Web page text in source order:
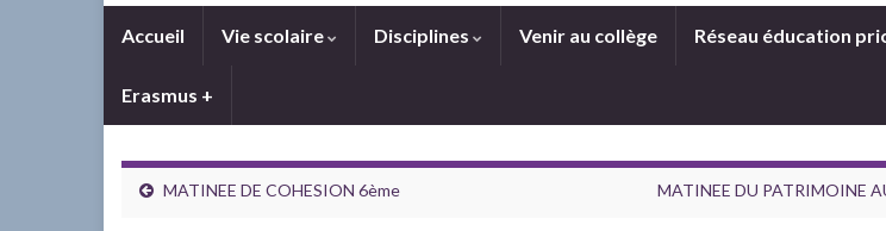
Accueil Vie scolaire Disciplines Venir au collège Réseau éducation
Erasmus +
MATINEE DE COHESION 6ème MATINEE DU PATRIMOINE